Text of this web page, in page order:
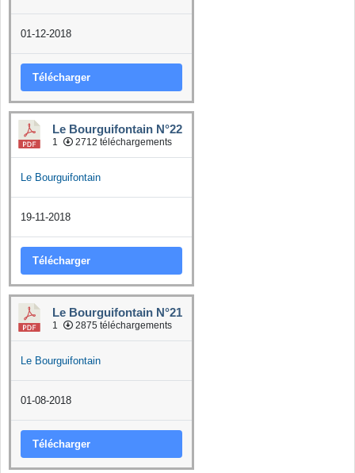
01-12-2018
Télécharger
Le Bourguifontain N°22
1 2712 téléchargements
Le Bourguifontain
19-11-2018
Télécharger
Le Bourguifontain N°21
1 2875 téléchargements
Le Bourguifontain
01-08-2018
Télécharger